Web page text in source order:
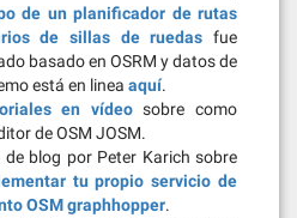
de un planificador de rutas
de sillas de ruedas fue
basado en OSRM y datos de
está en linea aquí.
en vídeosobre como
de OSM JOSM.
de blog por Peter Karich sobre
tu propio servicio de
OSM graphhopper.